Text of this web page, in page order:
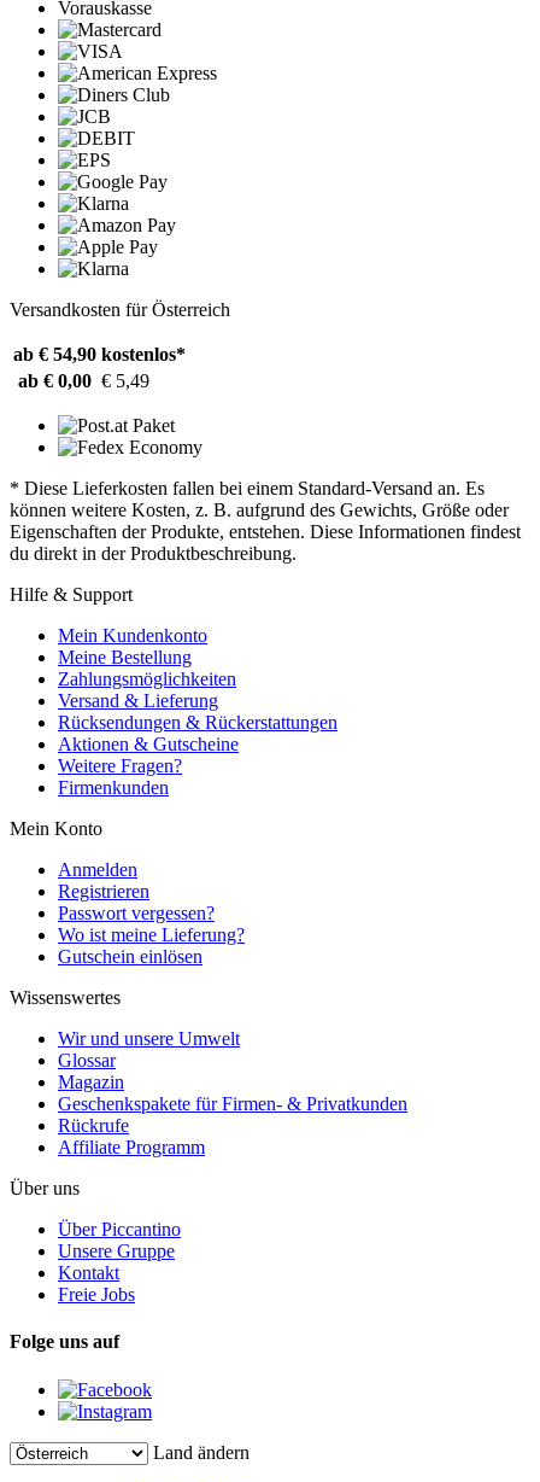
Vorauskasse
Versandkosten für Österreich
ab € 54,90 kostenlos*
ab € 0,00 € 5,49
* Diese Lieferkosten fallen bei einem Standard-Versand an. Es
können weitere Kosten, z. B. aufgrund des Gewichts, Größe oder
Eigenschaften der Produkte, entstehen. Diese Informationen findest
du direkt in der Produktbeschreibung.
Hilfe & Support
Mein Kundenkonto
Meine Bestellung
Zahlungsmöglichkeiten
Versand & Lieferung
Rücksendungen & Rückerstattungen
Aktionen & Gutscheine
Weitere Fragen?
Firmenkunden
Mein Konto
Anmelden
Registrieren
Passwort vergessen?
Wo ist meine Lieferung?
Gutschein einlösen
Wissenswertes
Wir und unsere Umwelt
Glossar
Magazin
Geschenkspakete für Firmen- & Privatkunden
Rückrufe
Affiliate Programm
Über uns
Über Piccantino
Unsere Gruppe
Kontakt
Freie Jobs
Folge uns auf
Land ändern